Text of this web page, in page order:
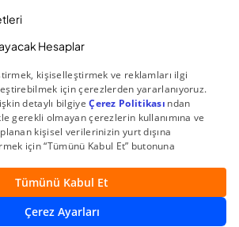
Hesaplar
Menkul Değerler AŞ. Tüm Hakları